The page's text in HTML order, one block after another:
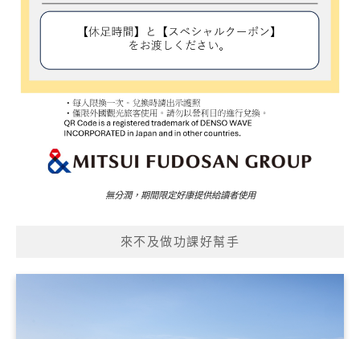
無分潤，期間限定好康提供給讀者使用
來不及做功課好幫手